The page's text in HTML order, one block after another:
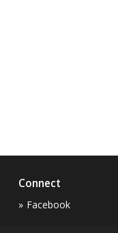
Connect
Facebook